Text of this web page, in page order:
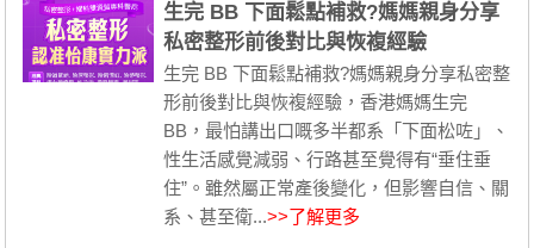
生完 BB 下面鬆點補救?媽媽親身分享
私密整形前後對比與恢複經驗
生完 BB 下面鬆點補救?媽媽親身分享私密整
形前後對比與恢複經驗，香港媽媽生完
BB，最怕講出口嘅多半都系「下面松咗」、
性生活感覺減弱、行路甚至覺得有“垂住垂
住”。雖然屬正常產後變化，但影響自信、關
系、甚至衛...>>了解更多